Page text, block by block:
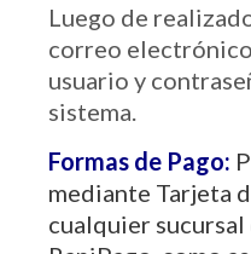
Luego de
correo
usuario y
sistema.
Formas de Pago:
mediante Tarjeta
cualquier